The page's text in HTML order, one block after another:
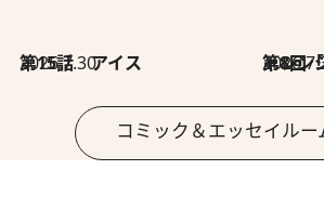
2026.7.30
第15話 アイス 第8回「同人誌即
コミック＆エッセイルー